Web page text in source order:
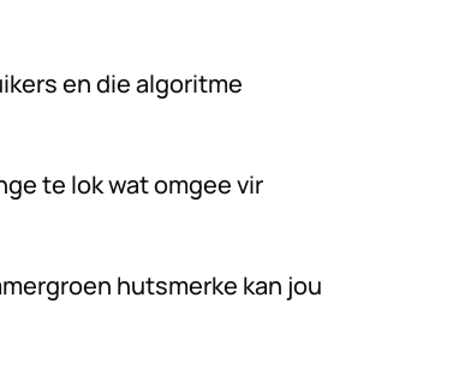
en die algoritme
te lok wat omgee vir
hutsmerke kan jou